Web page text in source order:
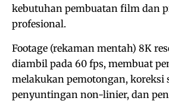
kebutuhan pembuatan film dan
profesional.
Footage (rekaman mentah) 8K
diambil pada 60 fps, membuat
melakukan pemotongan, koreksi
penyuntingan non-linier, dan